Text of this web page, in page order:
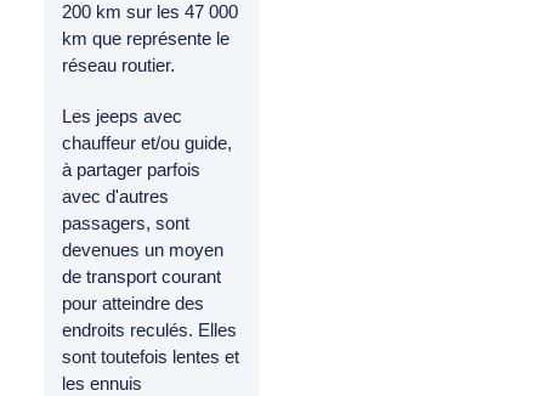
200 km sur les 47 000
km que représente le
réseau routier.
Les jeeps avec
chauffeur et/ou guide,
à partager parfois
avec d'autres
passagers, sont
devenues un moyen
de transport courant
pour atteindre des
endroits reculés. Elles
sont toutefois lentes et
les ennuis